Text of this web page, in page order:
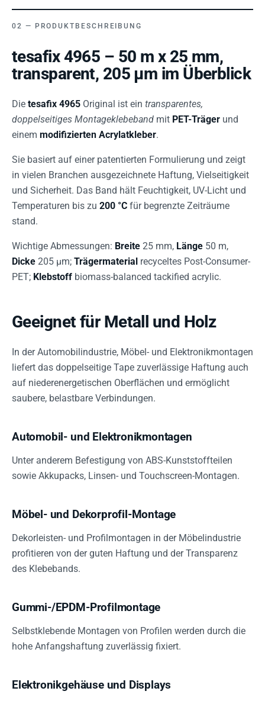
PRODUKTBESCHREIBUNG
tesafix 4965 – 50 m x 25 mm,
transparent, 205 µm im Überblick
Die tesafix 4965 Original ist ein transparentes,
doppelseitiges Montageklebeband mit PET-Träger und
einem modifizierten Acrylatkleber.
Sie basiert auf einer patentierten Formulierung und zeigt
in vielen Branchen ausgezeichnete Haftung, Vielseitigkeit
und Sicherheit. Das Band hält Feuchtigkeit, UV-Licht und
Temperaturen bis zu 200 °C für begrenzte Zeiträume
stand.
Wichtige Abmessungen: Breite 25 mm, Länge 50 m,
Dicke 205 µm; Trägermaterial recyceltes Post-Consumer-
PET; Klebstoff biomass-balanced tackified acrylic.
Geeignet für Metall und Holz
In der Automobilindustrie, Möbel- und Elektronikmontagen
liefert das doppelseitige Tape zuverlässige Haftung auch
auf niederenergetischen Oberflächen und ermöglicht
saubere, belastbare Verbindungen.
Automobil- und Elektronikmontagen
Unter anderem Befestigung von ABS-Kunststoffteilen
sowie Akkupacks, Linsen- und Touchscreen-Montagen.
Möbel- und Dekorprofil-Montage
Dekorleisten- und Profilmontagen in der Möbelindustrie
profitieren von der guten Haftung und der Transparenz
des Klebebands.
Gummi-/EPDM-Profilmontage
Selbstklebende Montagen von Profilen werden durch die
hohe Anfangshaftung zuverlässig fixiert.
Elektronikgehäuse und Displays